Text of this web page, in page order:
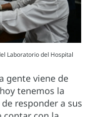
Laboratorio del Hospital
gente viene de
tenemos la
responder a sus